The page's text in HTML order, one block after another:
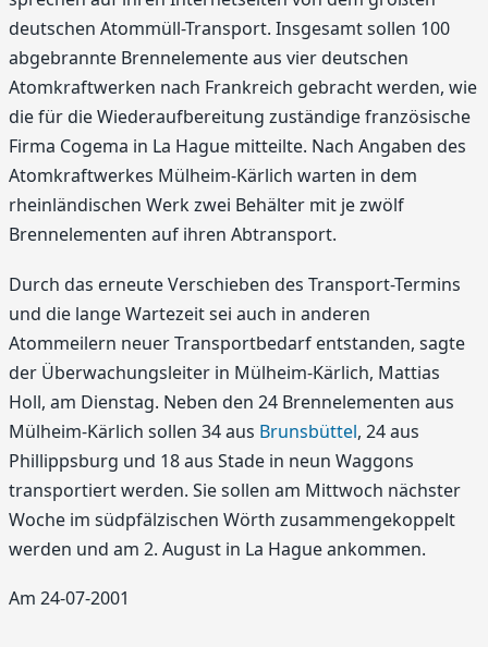
deutschen Atommüll-Transport. Insgesamt sollen 100
abgebrannte Brennelemente aus vier deutschen
Atomkraftwerken nach Frankreich gebracht werden, wie
die für die Wiederaufbereitung zuständige französische
Firma Cogema in La Hague mitteilte. Nach Angaben des
Atomkraftwerkes Mülheim-Kärlich warten in dem
rheinländischen Werk zwei Behälter mit je zwölf
Brennelementen auf ihren Abtransport.
Durch das erneute Verschieben des Transport-Termins
und die lange Wartezeit sei auch in anderen
Atommeilern neuer Transportbedarf entstanden, sagte
der Überwachungsleiter in Mülheim-Kärlich, Mattias
Holl, am Dienstag. Neben den 24 Brennelementen aus
Mülheim-Kärlich sollen 34 aus Brunsbüttel, 24 aus
Phillippsburg und 18 aus Stade in neun Waggons
transportiert werden. Sie sollen am Mittwoch nächster
Woche im südpfälzischen Wörth zusammengekoppelt
werden und am 2. August in La Hague ankommen.
Am 24-07-2001